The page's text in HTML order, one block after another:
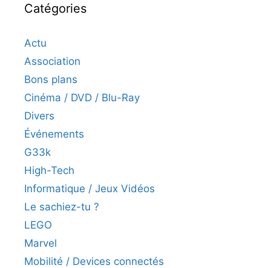
Catégories
Actu
Association
Bons plans
Cinéma / DVD / Blu-Ray
Divers
Événements
G33k
High-Tech
Informatique / Jeux Vidéos
Le sachiez-tu ?
LEGO
Marvel
Mobilité / Devices connectés